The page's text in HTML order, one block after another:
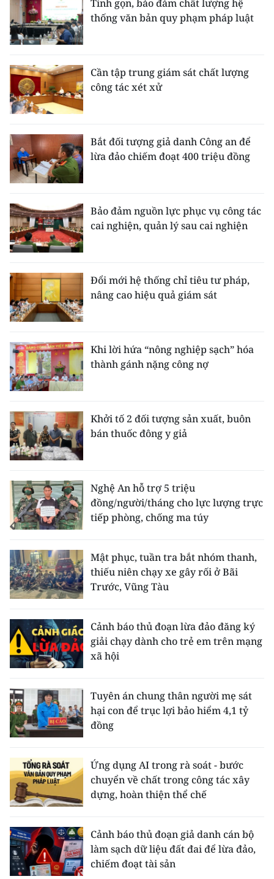
Tinh gọn, bảo đảm chất lượng hệ
thống văn bản quy phạm pháp luật
Cần tập trung giám sát chất lượng
công tác xét xử
Bắt đối tượng giả danh Công an để
lừa đảo chiếm đoạt 400 triệu đồng
Bảo đảm nguồn lực phục vụ công tác
cai nghiện, quản lý sau cai nghiện
Đổi mới hệ thống chỉ tiêu tư pháp,
nâng cao hiệu quả giám sát
Khi lời hứa “nông nghiệp sạch” hóa
thành gánh nặng công nợ
Khởi tố 2 đối tượng sản xuất, buôn
bán thuốc đông y giả
Nghệ An hỗ trợ 5 triệu
đồng/người/tháng cho lực lượng trực
tiếp phòng, chống ma túy
Mật phục, tuần tra bắt nhóm thanh,
thiếu niên chạy xe gây rối ở Bãi
Trước, Vũng Tàu
Cảnh báo thủ đoạn lừa đảo đăng ký
giải chạy dành cho trẻ em trên mạng
xã hội
Tuyên án chung thân người mẹ sát
hại con để trục lợi bảo hiểm 4,1 tỷ
đồng
Ứng dụng AI trong rà soát - bước
chuyển về chất trong công tác xây
dựng, hoàn thiện thể chế
Cảnh báo thủ đoạn giả danh cán bộ
làm sạch dữ liệu đất đai để lừa đảo,
chiếm đoạt tài sản